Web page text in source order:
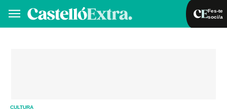
Fes-te
soci/a
CULTURA